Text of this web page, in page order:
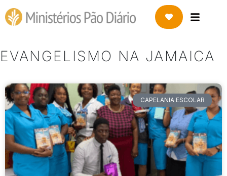
EVANGELISMO NA JAMAICA
CAPELANIA ESCOLAR